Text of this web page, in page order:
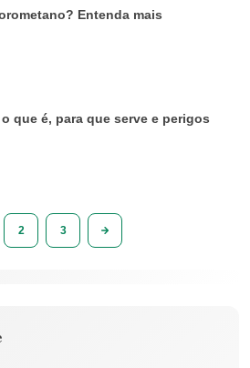
Entenda mais
que é, para que serve e perigos
2 3